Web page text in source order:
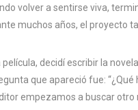
volver a sentirse viva,
muchos años, el proyecto
decidí escribir la
que apareció fue: “¿Qué
empezamos a buscar otro